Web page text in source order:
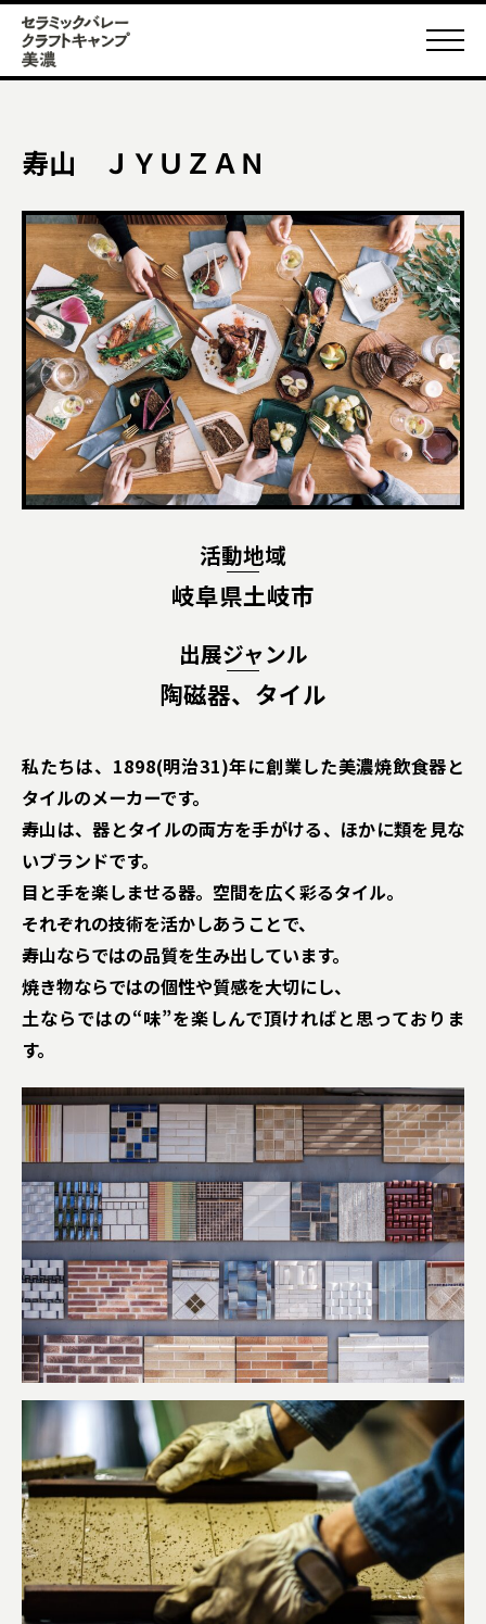
寿山 ＪＹＵＺＡＮ
活動地域
岐阜県土岐市
出展ジャンル
陶磁器、タイル
私たちは、1898(明治31)年に創業した美濃焼飲食器と
タイルのメーカーです。
寿山は、器とタイルの両方を手がける、ほかに類を見な
いブランドです。
目と手を楽しませる器。空間を広く彩るタイル。
それぞれの技術を活かしあうことで、
寿山ならではの品質を生み出しています。
焼き物ならではの個性や質感を大切にし、
土ならではの“味”を楽しんで頂ければと思っておりま
す。